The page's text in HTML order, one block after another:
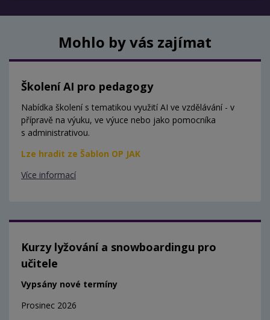
Mohlo by vás zajímat
Školení AI pro pedagogy
Nabídka školení s tematikou využití AI ve vzdělávání - v
přípravě na výuku, ve výuce nebo jako pomocníka
s administrativou.
Lze hradit ze Šablon OP JAK
Více informací
Kurzy lyžování a snowboardingu pro
učitele
Vypsány nové termíny
Prosinec 2026